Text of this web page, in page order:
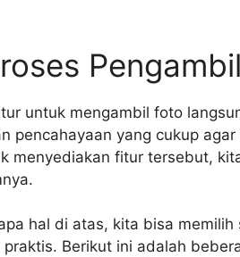
untuk mengambil foto
pencahayaan yang cukup
menyediakan fitur tersebut,
hal di atas, kita bisa
Berikut ini adalah